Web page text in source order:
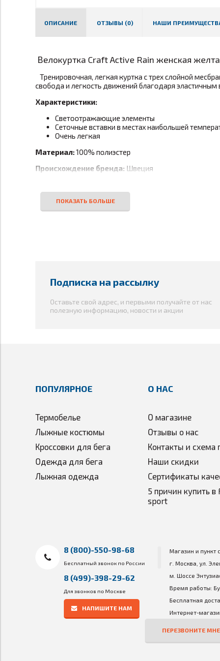
ОПИСАНИЕ ОТЗЫВЫ (0) НАШИ
Велокуртка Craft Active Rain женская
Тренировочная, легкая куртка с трех слойной
свобода и легкость движений благодаря
Характеристики:
Светоотражающие элементы
Сеточные вставки в местах наибольшей
Очень легкая
Материал:100% полиэстер
Происхождение бренда: Швеция
Подписка на рассылку
Оставьте свой адрес, и первыми получайте от нас
полезную информацию, новости и акции
ПОПУЛЯРНОЕ
Термобелье
Лыжные костюмы
Кроссовки для бега
Одежда для бега
Лыжная одежда
О НАС
О магазине
Отзывы о нас
Контакты и схема
Наши скидки
Сертификаты
5 причин купить в
sport
8 (800)-550-98-68
Бесплатный звонок по России
8 (499)-398-29-62
Для звонков по Москве
НАПИШИТЕ НАМ
Магазин и пункт
г. Москва, ул.
м. Шоссе
Время работы:
Бесплатная
Интернет-
ПЕРЕЗВОНИТЕ МНЕ